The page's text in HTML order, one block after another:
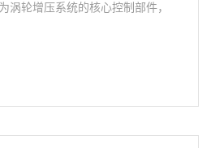
涡轮增压系统的核心控制部件，